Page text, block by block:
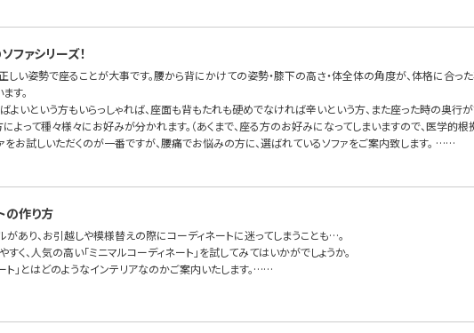
ァシリーズ！
しい姿勢で座ることが大事です。腰から背にかけての姿勢・膝下の高さ・体全体の角度が、体格に合っ
す。
よいという方もいらっしゃれば、座面も背もたれも硬めでなければ辛いという方、また座った時の奥行が
よって種々様々にお好みが分かれます。（あくまで、座る方のお好みになってしまいますので、医学的根
をお試しいただくのが一番ですが、腰痛でお悩みの方に、選ばれているソファをご案内致します。 ……
の作り方
があり、お引越しや模様替えの際にコーディネートに迷ってしまうことも…。
く、人気の高い「ミニマルコーディネート」を試してみてはいかがでしょうか。
ト」とはどのようなインテリアなのかご案内いたします。……